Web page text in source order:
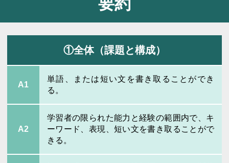
要約
①全体（課題と構成）
A1
単語、または短い文を書き取ることができ
る。
A2
学習者の限られた能力と経験の範囲内で、キ
ーワード、表現、短い文を書き取ることがで
きる。